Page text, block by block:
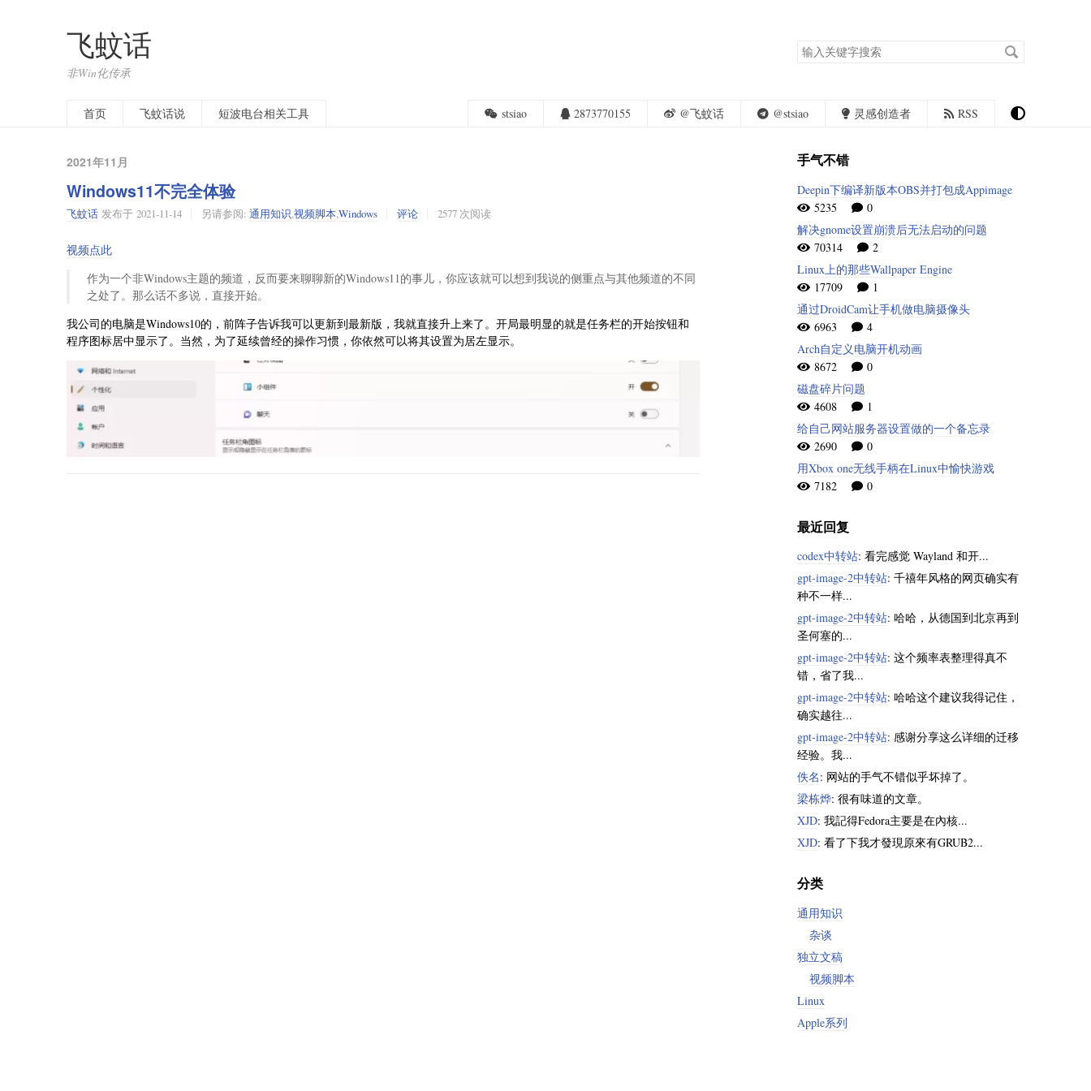
飞蚊话
非Win化传承
搜
索
首页
飞蚊话说 短波电台相关工具 stsiao 2873770155 @飞蚊话 @stsiao 灵感创造者 RSS
2021年11月
Windows11不完全体验
飞蚊话 发布于 2021-11-14 另请参阅: 通用知识,视频脚本,Windows 评论 2577 次阅读
视频点此
作为一个非Windows主题的频道，反而要来聊聊新的Windows11的事儿，你应该就可以想到我说的侧重点与其他频道的不同
之处了。那么话不多说，直接开始。
我公司的电脑是Windows10的，前阵子告诉我可以更新到最新版，我就直接升上来了。开局最明显的就是任务栏的开始按钮和
程序图标居中显示了。当然，为了延续曾经的操作习惯，你依然可以将其设置为居左显示。
手气不错
Deepin下编译新版本OBS并打包成Appimage
5235
0
解决gnome设置崩溃后无法启动的问题
70314
2
Linux上的那些Wallpaper Engine
17709
1
通过DroidCam让手机做电脑摄像头
6963
4
Arch自定义电脑开机动画
8672
0
磁盘碎片问题
4608
1
给自己网站服务器设置做的一个备忘录
2690
0
用Xbox one无线手柄在Linux中愉快游戏
7182
0
最近回复
codex中转站: 看完感觉 Wayland 和开...
gpt-image-2中转站: 千禧年风格的网页确实有
种不一样...
gpt-image-2中转站: 哈哈，从德国到北京再到
圣何塞的...
gpt-image-2中转站: 这个频率表整理得真不
错，省了我...
gpt-image-2中转站: 哈哈这个建议我得记住，
确实越往...
gpt-image-2中转站: 感谢分享这么详细的迁移
经验。我...
佚名: 网站的手气不错似乎坏掉了。
梁栋烨: 很有味道的文章。
XJD: 我記得Fedora主要是在內核...
XJD: 看了下我才發現原來有GRUB2...
分类
通用知识
杂谈
独立文稿
视频脚本
Linux
Apple系列